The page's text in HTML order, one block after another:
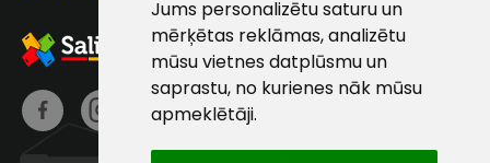
Jums personalizētu saturu un
mērķētas reklāmas, analizētu
mūsu vietnes datplūsmu un
saprastu, no kurienes nāk mūsu
apmeklētāji.